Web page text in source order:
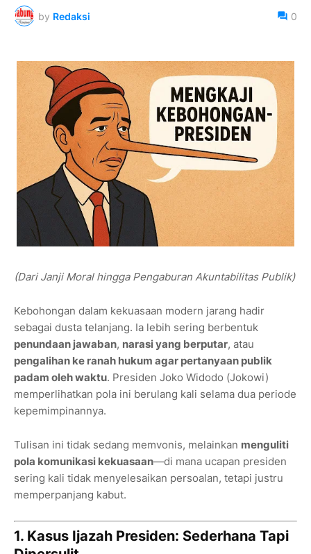
by Redaksi 0
(Dari Janji Moral hingga Pengaburan Akuntabilitas Publik)
Kebohongan dalam kekuasaan modern jarang hadir
sebagai dusta telanjang. Ia lebih sering berbentuk
penundaan jawaban, narasi yang berputar, atau
pengalihan ke ranah hukum agar pertanyaan publik
padam oleh waktu. Presiden Joko Widodo (Jokowi)
memperlihatkan pola ini berulang kali selama dua periode
kepemimpinannya.
Tulisan ini tidak sedang memvonis, melainkan menguliti
pola komunikasi kekuasaan—di mana ucapan presiden
sering kali tidak menyelesaikan persoalan, tetapi justru
memperpanjang kabut.
1. Kasus Ijazah Presiden: Sederhana Tapi